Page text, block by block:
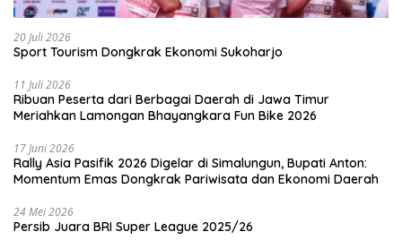
20 Juli 2026
Sport Tourism Dongkrak Ekonomi Sukoharjo
11 Juli 2026
Ribuan Peserta dari Berbagai Daerah di Jawa Timur
Meriahkan Lamongan Bhayangkara Fun Bike 2026
17 Juni 2026
Rally Asia Pasifik 2026 Digelar di Simalungun, Bupati Anton:
Momentum Emas Dongkrak Pariwisata dan Ekonomi Daerah
24 Mei 2026
Persib Juara BRI Super League 2025/26